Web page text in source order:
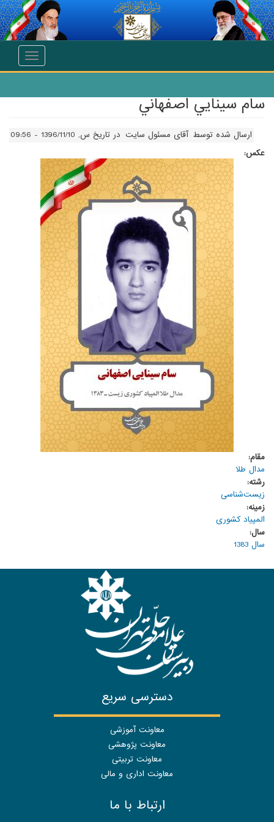
انتقال به محتوای اصلی
Toggle
سام سينايي اصفهاني
ارسال شده توسط آقای مسئول سایت در تاریخ س, 1396/11/10 - 09:56
عکس:
مقام:
مدال طلا
رشته:
زیست‌شناسی
زمینه:
المپیاد کشوری
سال:
سال 1383
دسترسی سریع
معاونت آموزشی
معاونت پژوهشی
معاونت تربیتی
معاونت اداری و مالی
ارتباط با ما